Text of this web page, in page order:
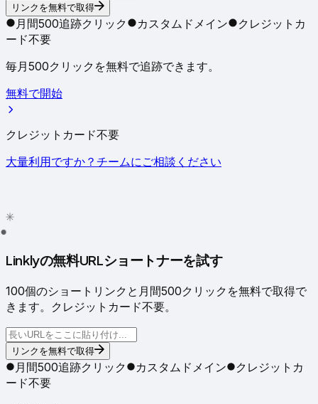
リンクを無料で取得
月間500追跡クリック カスタムドメイン
クレジットカ
ード不要
毎月500クリックを無料で追跡できます。
無料で開始
クレジットカード不要
大量利用ですか？チームにご相談ください
●
Linklyの無料URLショートナーを試す
100個のショートリンクと月間500クリックを無料で取得で
きます。クレジットカード不要。
リンクを無料で取得
月間500追跡クリック カスタムドメイン
クレジットカ
ード不要